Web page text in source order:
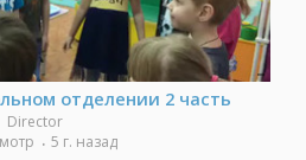
отделении 2 часть
Director
5 г. назад